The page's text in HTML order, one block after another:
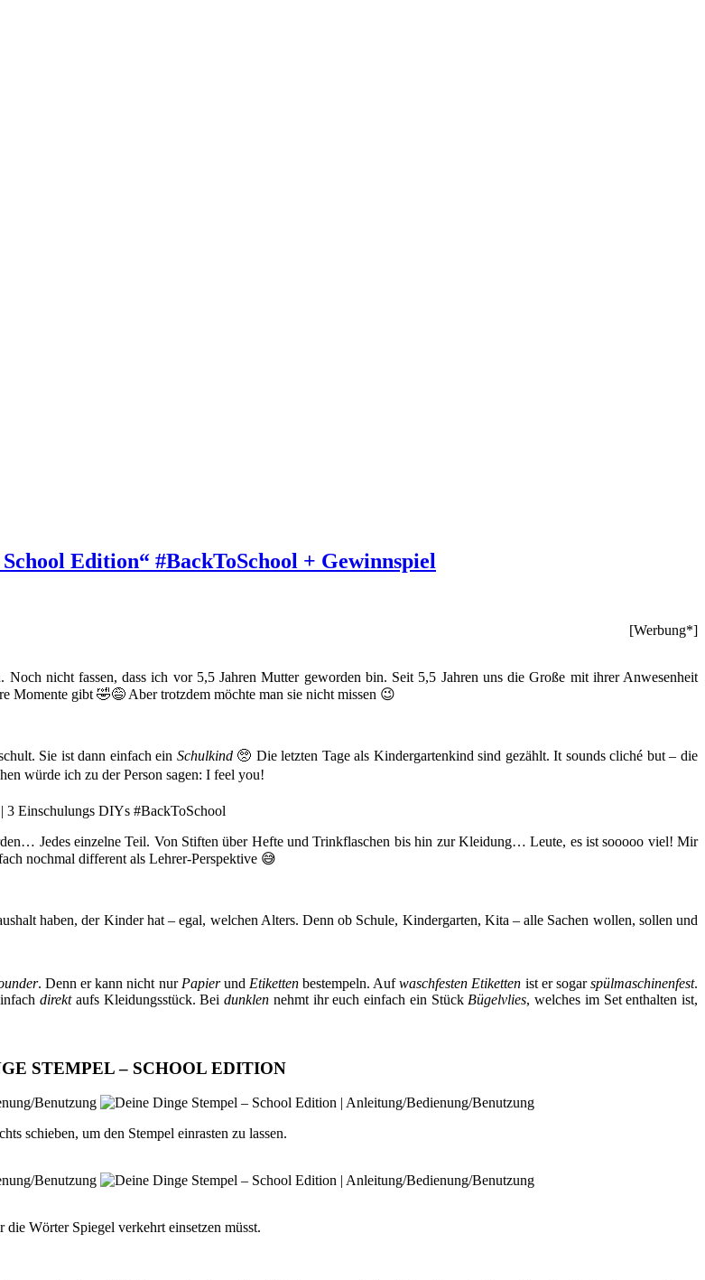
Edition“ #BackToSchool + Gewinnspiel
[Werbung*]
nicht fassen, dass ich vor 5,5 Jahren Mutter geworden bin. Seit 5,5 Jahren uns die Große mit ihrer Anwesenheit
Momente gibt 🤣😅 Aber trotzdem möchte man sie nicht missen 😉
Sie ist dann einfach ein Schulkind🥺 Die letzten Tage als Kindergartenkind sind gezählt. It sounds cliché but – die
würde ich zu der Person sagen: I feel you!
Jedes einzelne Teil. Von Stiften über Hefte und Trinkflaschen bis hin zur Kleidung… Leute, es ist sooooo viel! Mir
nochmal different als Lehrer-Perspektive 😅
haben, der Kinder hat – egal, welchen Alters. Denn ob Schule, Kindergarten, Kita – alle Sachen wollen, sollen und
. Denn er kann nicht nur Papierund Etikettenbestempeln. Aufwaschfesten Etiketten ist er sogarspülmaschinenfest.
direktaufs Kleidungsstück. Beidunklen nehmt ihr euch einfach ein Stück Bügelvlies, welches im Set enthalten ist,
STEMPEL – SCHOOL EDITION
schieben, um den Stempel einrasten zu lassen.
Wörter Spiegel verkehrt einsetzen müsst.